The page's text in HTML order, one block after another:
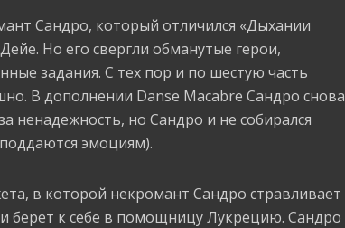
Сандро, который отличился «Дыхании
Но его свергли обманутые герои,
задания. С тех пор и по шестую часть
В дополнении Danse Macabre Сандро снова
ненадежность, но Сандро и не собирался
эмоциям).
в которой некромант Сандро стравливает
берет к себе в помощницу Лукрецию. Сандро